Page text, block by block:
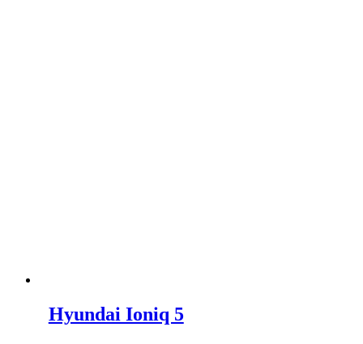
Hyundai Ioniq 5